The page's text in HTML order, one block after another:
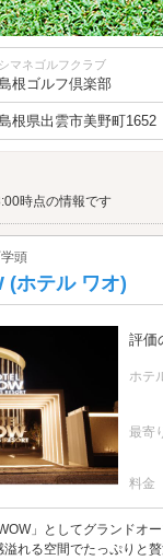
シマネゴルフクラブ
根ゴルフ倶楽部
根県出雲市美野町1652
時点の情報です
頭
(ホテル ワオ)
評価
ホテ
最寄
料金
」としてグランドオ
れる空間でたっぷりと